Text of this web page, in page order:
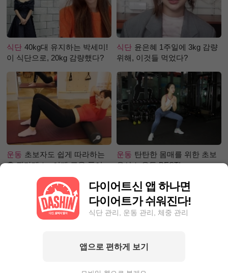
식단 40kg대 유지하는 박세미!
이 식단으로, 20kg 감량했다?
식단 윤은혜 1주일에 3kg 감량
위해, 이것들 먹었다?
운동 초보자도 쉽게 따라하는
홈 필라테스 –어깨 근육 풀어주
운동 탄탄한 몸매를 위한 초보
유산소 운동 BEST!
다이어트신 앱 하나면
다이어트가 쉬워진다!
식단 관리, 운동 관리, 체중 관리
앱으로 편하게 보기